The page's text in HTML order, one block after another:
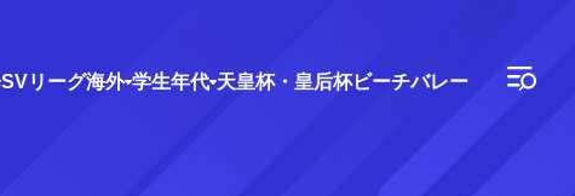
SVリーグ海外 学生年代 天皇杯・皇后杯ビーチバレー